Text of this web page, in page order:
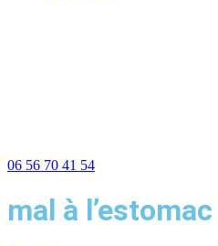
06 56 70 41 54
mal à l’estomac